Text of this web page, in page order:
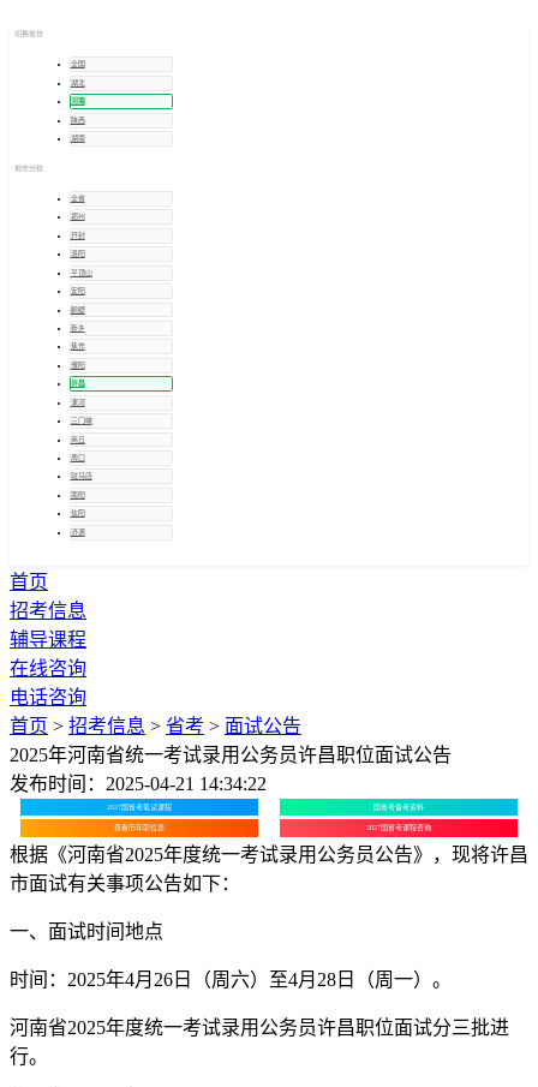
切换省份
全国
湖北
河南
陕西
湖南
地市分校
全省
郑州
开封
洛阳
平顶山
安阳
鹤壁
新乡
焦作
濮阳
许昌
漯河
三门峡
商丘
周口
驻马店
南阳
信阳
济源
首页
招考信息
辅导课程
在线咨询
电话咨询
首页 > 招考信息 > 省考 > 面试公告
2025年河南省统一考试录用公务员许昌职位面试公告
发布时间：2025-04-21 14:34:22
2027国省考笔试课程 国省考备考资料
查看历年职位表 2027国省考课程咨询
根据《河南省2025年度统一考试录用公务员公告》，现将许昌
市面试有关事项公告如下：
一、面试时间地点
时间：2025年4月26日（周六）至4月28日（周一）。
河南省2025年度统一考试录用公务员许昌职位面试分三批进
行。